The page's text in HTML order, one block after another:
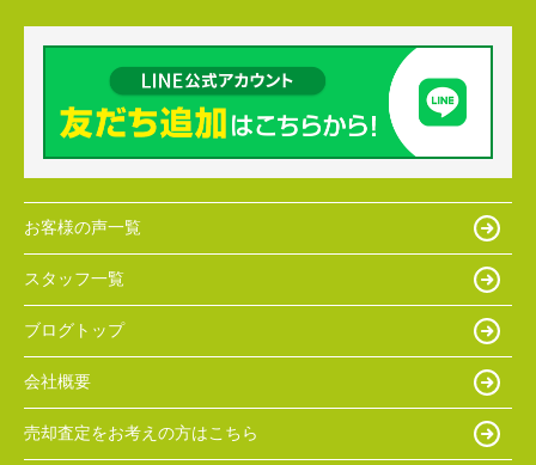
お客様の声一覧
スタッフ一覧
ブログトップ
会社概要
売却査定をお考えの方はこちら